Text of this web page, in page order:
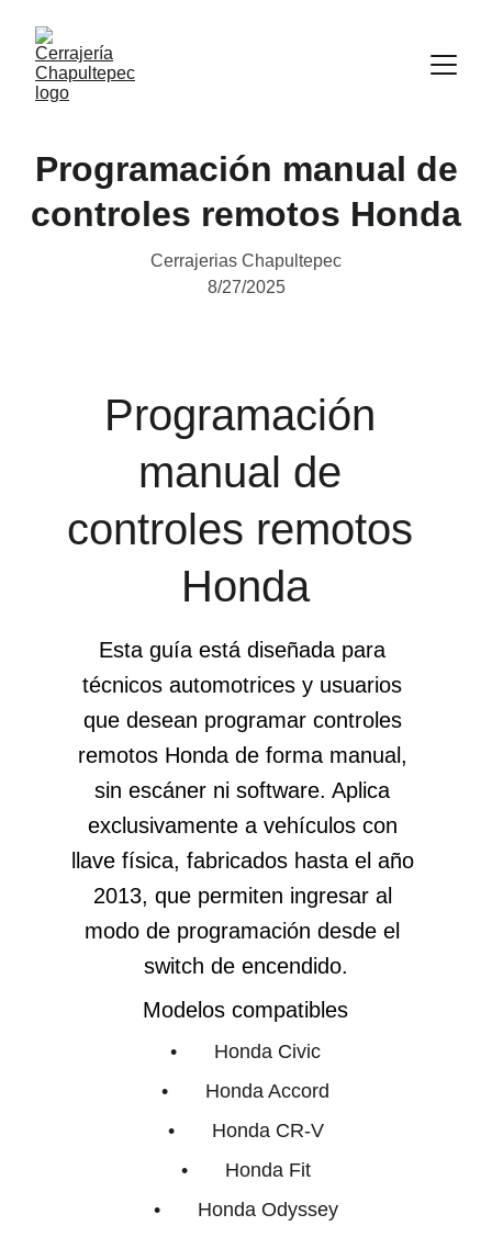
Programación manual de
controles remotos Honda
Cerrajerias Chapultepec
8/27/2025
Programación
manual de
controles remotos
Honda
Esta guía está diseñada para
técnicos automotrices y usuarios
que desean programar controles
remotos Honda de forma manual,
sin escáner ni software. Aplica
exclusivamente a vehículos con
llave física, fabricados hasta el año
2013, que permiten ingresar al
modo de programación desde el
switch de encendido.
Modelos compatibles
• 	Honda Civic
• 	Honda Accord
• 	Honda CR-V
• 	Honda Fit
• 	Honda Odyssey